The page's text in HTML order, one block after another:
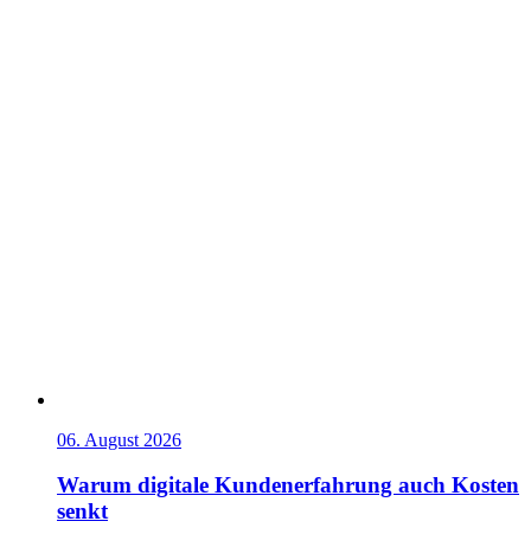
06. August 2026
Warum digitale Kundenerfahrung auch Kosten
senkt